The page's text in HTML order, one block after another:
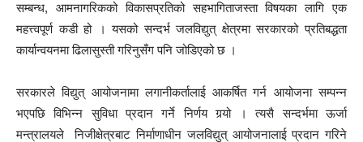
सम्बन्ध, आमनागरिकको विकासप्रतिको सहभागिताजस्ता विषयका लागि एक
महत्त्वपूर्ण कडी हो । यसको सन्दर्भ जलविद्युत् क्षेत्रमा सरकारको प्रतिबद्धता
कार्यान्वयनमा ढिलासुस्ती गरिनुसँग पनि जोडिएको छ ।
सरकारले विद्युत् आयोजनामा लगानीकर्तालाई आकर्षित गर्न आयोजना सम्पन्न
भएपछि विभिन्न सुविधा प्रदान गर्ने निर्णय गर्‍यो । त्यसै सन्दर्भमा ऊर्जा
मन्त्रालयले निजीक्षेत्रबाट निर्माणाधीन जलविद्युत् आयोजनालाई प्रदान गरिने